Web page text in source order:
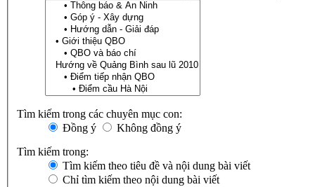
Tìm kiếm trong các chuyên mục con:
Đồng ý
Không đồng ý
Tìm kiếm trong:
Tìm kiếm theo tiêu đề và nội dung bài viết
Chỉ tìm kiếm theo nội dung bài viết